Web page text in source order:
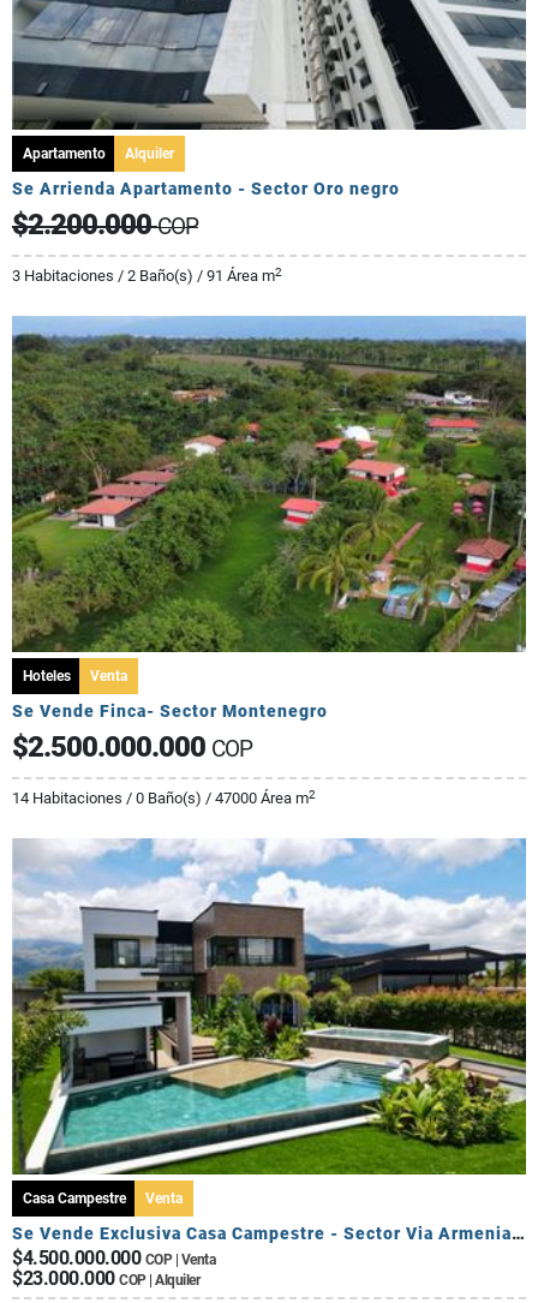
Apartamento Alquiler
Se Arrienda Apartamento - Sector Oro negro
$2.200.000COP
3 Habitaciones / 2 Baño(s) / 91 Área m2
Hoteles Venta
Se Vende Finca- Sector Montenegro
$2.500.000.000 COP
14 Habitaciones / 0 Baño(s) / 47000 Área m2
Casa Campestre Venta
Se Vende Exclusiva Casa Campestre - Sector Via Armenia Calarca
$4.500.000.000 COP | Venta
$23.000.000 COP | Alquiler